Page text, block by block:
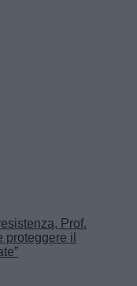
Prof.
proteggere il